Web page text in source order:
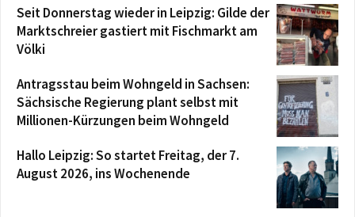
Seit Donnerstag wieder in Leipzig: Gilde der
Marktschreier gastiert mit Fischmarkt am
Völki
Antragsstau beim Wohngeld in Sachsen:
Sächsische Regierung plant selbst mit
Millionen-Kürzungen beim Wohngeld
Hallo Leipzig: So startet Freitag, der 7.
August 2026, ins Wochenende